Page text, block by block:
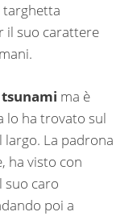
targhetta
il suo carattere
tsunami ma è
lo ha trovato sul
largo. La padrona
ha visto con
suo caro
poi a